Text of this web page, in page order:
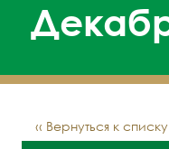
‹‹ Вернуться к